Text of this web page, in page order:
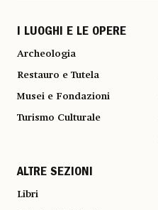
I LUOGHI E LE OPERE
Archeologia
Restauro e Tutela
Musei e Fondazioni
Turismo Culturale
ALTRE SEZIONI
Libri